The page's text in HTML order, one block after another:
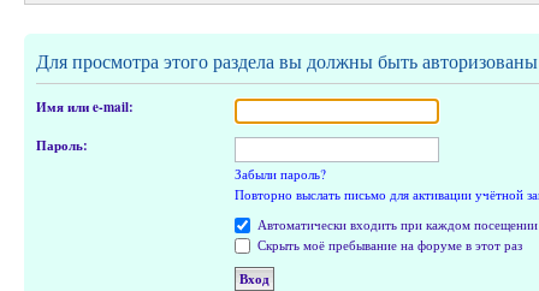
Для просмотра этого раздела вы должны быть
Имя или e-mail:
Пароль:
Забыли пароль?
Повторно выслать письмо для активации учётной
Автоматически входить при каждом посещении
Скрыть моё пребывание на форуме в этот раз